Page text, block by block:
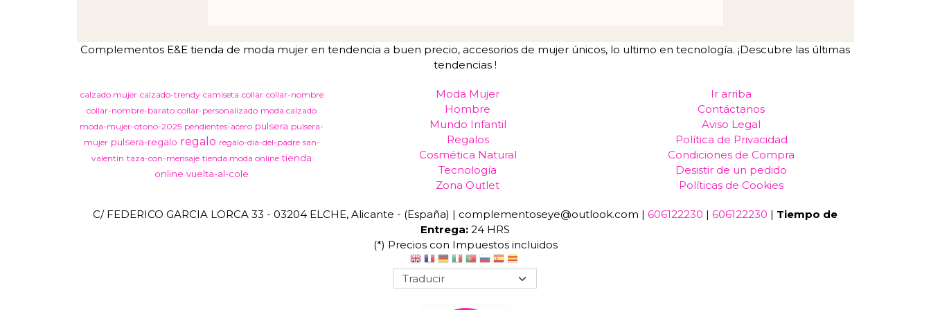
Complementos E&E tienda de moda mujer en tendencia a buen precio, accesorios de mujer únicos, lo ultimo en tecnología. ¡Descubre las últimas
tendencias !
calzado mujer calzado-trendy camiseta collar collar-nombre
collar-nombre-barato collar-personalizado moda calzado
moda-mujer-otono-2025 pendientes-acero pulsera pulsera-
mujer pulsera-regalo regalo regalo-dia-del-padre san-
valentin taza-con-mensaje tienda moda online tienda
online vuelta-al-cole
Moda Mujer
Hombre
Mundo Infantil
Regalos
Cosmética Natural
Tecnología
Zona Outlet
Ir arriba
Contáctanos
Aviso Legal
Política de Privacidad
Condiciones de Compra
Desistir de un pedido
Políticas de Cookies
C/ FEDERICO GARCIA LORCA 33 - 03204 ELCHE, Alicante - (España) | complementoseye@outlook.com |606122230 |606122230 | Tiempo de
Entrega:24 HRS
(*) Precios con Impuestos incluidos